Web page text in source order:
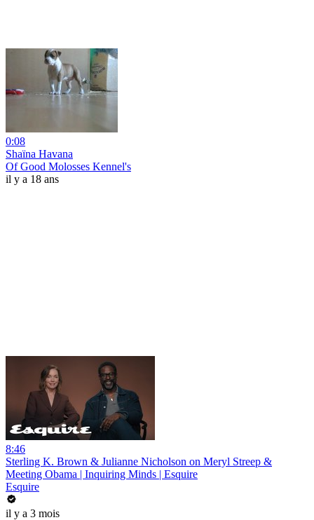
0:08
Shaïna Havana
Of Good Molosses Kennel's
il y a 18 ans
8:46
Sterling K. Brown & Julianne Nicholson on Meryl Streep &
Meeting Obama | Inquiring Minds | Esquire
Esquire
il y a 3 mois